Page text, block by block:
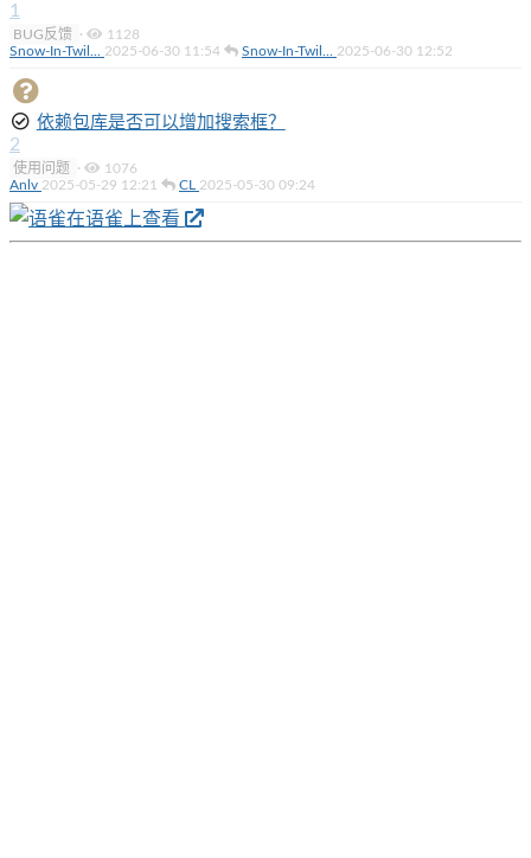
1
BUG反馈 ·
1128
Snow-In-Twil... 2025-06-30 11:54 Snow-In-Twil... 2025-06-30 12:52
依赖包库是否可以增加搜索框？
2
使用问题 ·
1076
Anlv 2025-05-29 12:21 CL 2025-05-30 09:24
在语雀上查看